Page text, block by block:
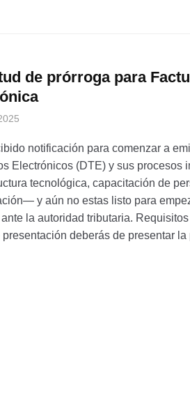
de prórroga para
notificación para comenzar a
Electrónicos (DTE) y sus
tecnológica, capacitación de
y aún no estas listo para
la autoridad tributaria.
presentación deberás de presentar